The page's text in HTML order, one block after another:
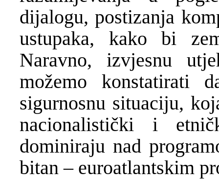
dijalogu, postizanja
ustupaka, kako bi
Naravno, izvjesnu
možemo konstatirati
sigurnosnu situaciju,
nacionalistički i
dominiraju nad
bitan – euroatlantskim